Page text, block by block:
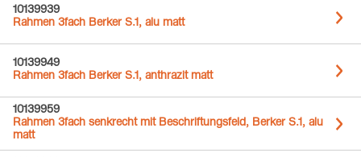
10139939
Rahmen 3fach Berker S.1, alu matt
10139949
Rahmen 3fach Berker S.1, anthrazit matt
10139959
Rahmen 3fach senkrecht mit Beschriftungsfeld, Berker S.1, alu
matt